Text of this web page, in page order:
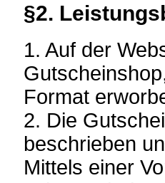
§2.
1. Auf der
Format
2. Die
beschrieben
Mittels einer